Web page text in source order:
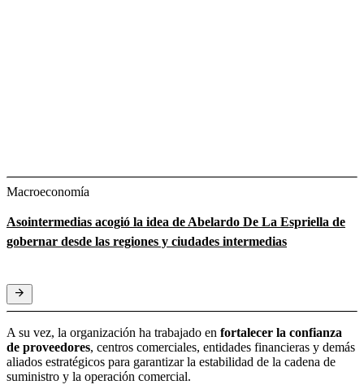
Macroeconomía
Asointermedias acogió la idea de Abelardo De La Espriella de
gobernar desde las regiones y ciudades intermedias
A su vez, la organización ha trabajado en fortalecer la confianza
de proveedores, centros comerciales, entidades financieras y demás
aliados estratégicos para garantizar la estabilidad de la cadena de
suministro y la operación comercial.